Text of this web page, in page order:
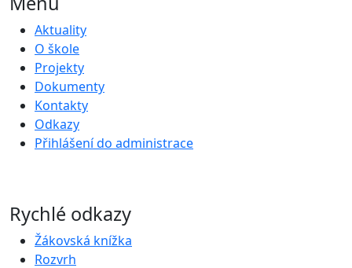
Aktuality
O škole
Projekty
Dokumenty
Kontakty
Odkazy
Přihlášení do administrace
Rychlé odkazy
Žákovská knížka
Rozvrh